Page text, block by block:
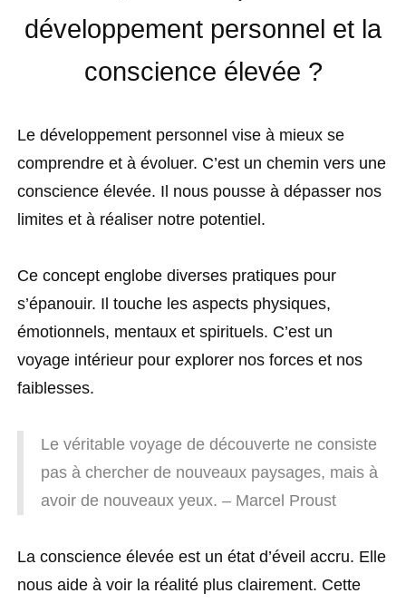
développement personnel et la
conscience élevée ?
Le développement personnel vise à mieux se
comprendre et à évoluer. C’est un chemin vers une
conscience élevée. Il nous pousse à dépasser nos
limites et à réaliser notre potentiel.
Ce concept englobe diverses pratiques pour
s’épanouir. Il touche les aspects physiques,
émotionnels, mentaux et spirituels. C’est un
voyage intérieur pour explorer nos forces et nos
faiblesses.
Le véritable voyage de découverte ne consiste
pas à chercher de nouveaux paysages, mais à
avoir de nouveaux yeux. – Marcel Proust
La conscience élevée est un état d’éveil accru. Elle
nous aide à voir la réalité plus clairement. Cette